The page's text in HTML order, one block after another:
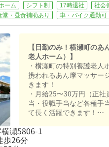
ーム シフト制 17時退社 社会
堂・昼食補助あり 車・バイク通勤可
瀬5806-1
歩26分
【日勤のみ！横瀬町の
老人ホーム）】
・横瀬町の特別養護老
携われるあん摩マッサー
きます！
・月給25〜30万円（正
当・役職手当など各種手
て長く活躍できます！
など長期休暇も取りやす